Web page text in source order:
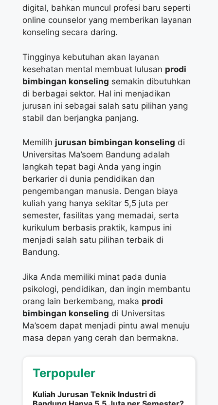
digital, bahkan muncul profesi baru seperti
online counselor yang memberikan layanan
konseling secara daring.
Tingginya kebutuhan akan layanan
kesehatan mental membuat lulusan prodi
bimbingan konseling semakin dibutuhkan
di berbagai sektor. Hal ini menjadikan
jurusan ini sebagai salah satu pilihan yang
stabil dan berjangka panjang.
Memilih jurusan bimbingan konseling di
Universitas Ma’soem Bandung adalah
langkah tepat bagi Anda yang ingin
berkarier di dunia pendidikan dan
pengembangan manusia. Dengan biaya
kuliah yang hanya sekitar 5,5 juta per
semester, fasilitas yang memadai, serta
kurikulum berbasis praktik, kampus ini
menjadi salah satu pilihan terbaik di
Bandung.
Jika Anda memiliki minat pada dunia
psikologi, pendidikan, dan ingin membantu
orang lain berkembang, maka prodi
bimbingan konseling di Universitas
Ma’soem dapat menjadi pintu awal menuju
masa depan yang cerah dan bermakna.
Terpopuler
Kuliah Jurusan Teknik Industri di